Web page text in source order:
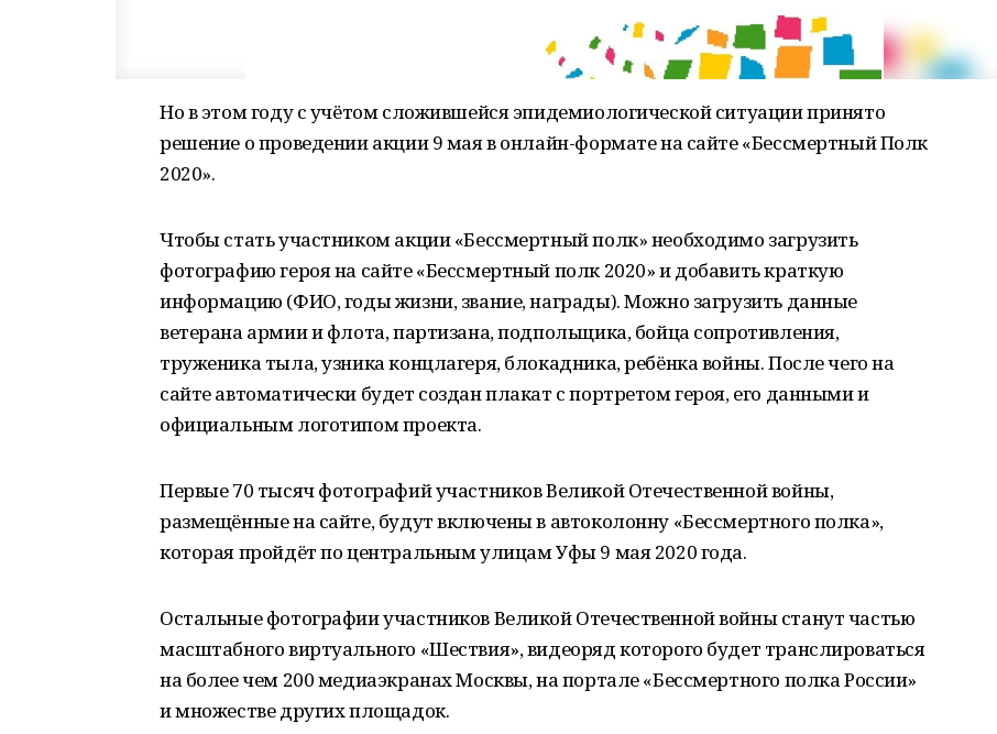
Но в этом году с учётом сложившейся эпидемиологической ситуации принято
решение о проведении акции 9 мая в онлайн-формате на сайте «Бессмертный Полк
2020».
Чтобы стать участником акции «Бессмертный полк» необходимо загрузить
фотографию героя на сайте «Бессмертный полк 2020» и добавить краткую
информацию (ФИО, годы жизни, звание, награды). Можно загрузить данные
ветерана армии и флота, партизана, подпольщика, бойца сопротивления,
труженика тыла, узника концлагеря, блокадника, ребёнка войны. После чего на
сайте автоматически будет создан плакат с портретом героя, его данными и
официальным логотипом проекта.
Первые 70 тысяч фотографий участников Великой Отечественной войны,
размещённые на сайте, будут включены в автоколонну «Бессмертного полка»,
которая пройдёт по центральным улицам Уфы 9 мая 2020 года.
Остальные фотографии участников Великой Отечественной войны станут частью
масштабного виртуального «Шествия», видеоряд которого будет транслироваться
на более чем 200 медиаэкранах Москвы, на портале «Бессмертного полка России»
и множестве других площадок.